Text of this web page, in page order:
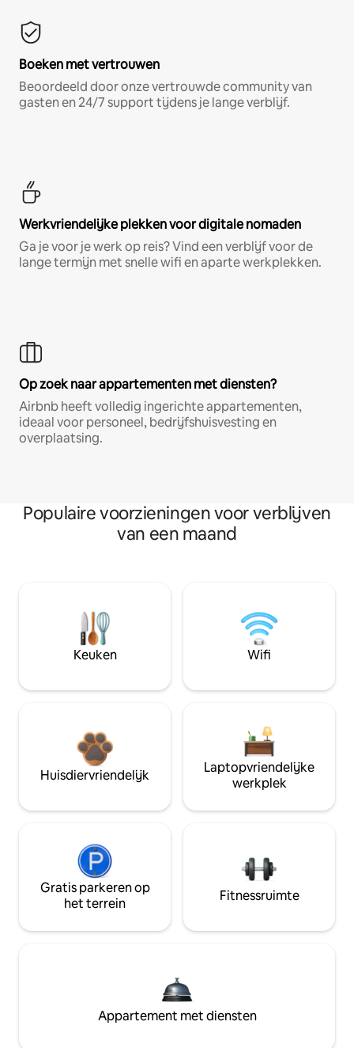
Boeken met vertrouwen
Beoordeeld door onze vertrouwde community van
gasten en 24/7 support tijdens je lange verblijf.
Werkvriendelijke plekken voor digitale nomaden
Ga je voor je werk op reis? Vind een verblijf voor de
lange termijn met snelle wifi en aparte werkplekken.
Op zoek naar appartementen met diensten?
Airbnb heeft volledig ingerichte appartementen,
ideaal voor personeel, bedrijfshuisvesting en
overplaatsing.
Populaire voorzieningen voor verblijven
van een maand
Keuken Wifi
Huisdiervriendelijk
Laptopvriendelijke
werkplek
Gratis parkeren op
het terrein
Fitnessruimte
Appartement met diensten